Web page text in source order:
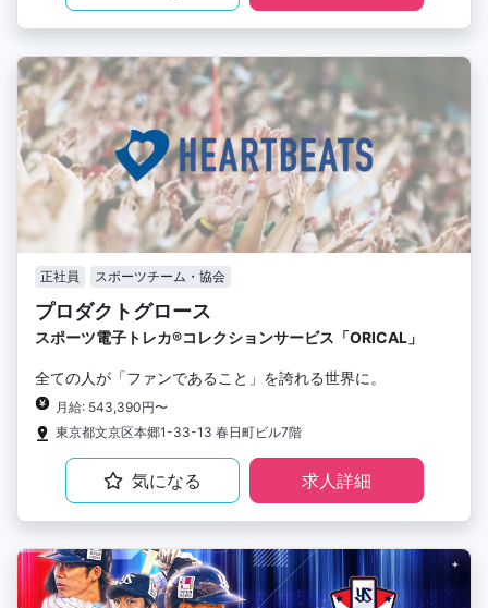
正社員 スポーツチーム・協会
プロダクトグロース
スポーツ電子トレカ®︎コレクションサービス「ORICAL」
全ての人が「ファンであること」を誇れる世界に。
月給: 543,390円〜
東京都文京区本郷1-33-13 春日町ビル7階
気になる 求人詳細